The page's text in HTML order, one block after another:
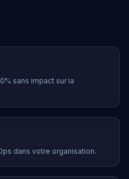
sans impact sur la
dans votre organisation.